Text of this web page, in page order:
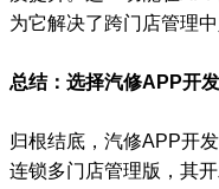
为它解决了跨门店管理中
总结：选择汽修APP开
归根结底，汽修APP开
连锁多门店管理版，其